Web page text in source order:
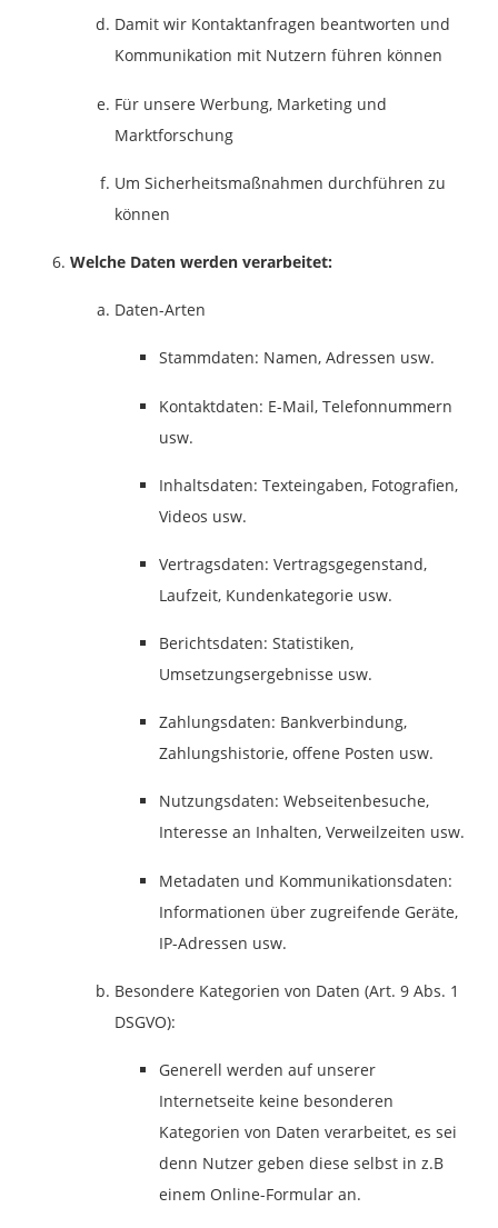
Damit wir Kontaktanfragen beantworten und
Kommunikation mit Nutzern führen können
Für unsere Werbung, Marketing und
Marktforschung
Um Sicherheitsmaßnahmen durchführen zu
können
Welche Daten werden verarbeitet:
Daten-Arten
Stammdaten: Namen, Adressen usw.
Kontaktdaten: E-Mail, Telefonnummern
usw.
Inhaltsdaten: Texteingaben, Fotografien,
Videos usw.
Vertragsdaten: Vertragsgegenstand,
Laufzeit, Kundenkategorie usw.
Berichtsdaten: Statistiken,
Umsetzungsergebnisse usw.
Zahlungsdaten: Bankverbindung,
Zahlungshistorie, offene Posten usw.
Nutzungsdaten: Webseitenbesuche,
Interesse an Inhalten, Verweilzeiten usw.
Metadaten und Kommunikationsdaten:
Informationen über zugreifende Geräte,
IP-Adressen usw.
Besondere Kategorien von Daten (Art. 9 Abs. 1
DSGVO):
Generell werden auf unserer
Internetseite keine besonderen
Kategorien von Daten verarbeitet, es sei
denn Nutzer geben diese selbst in z.B
einem Online-Formular an.